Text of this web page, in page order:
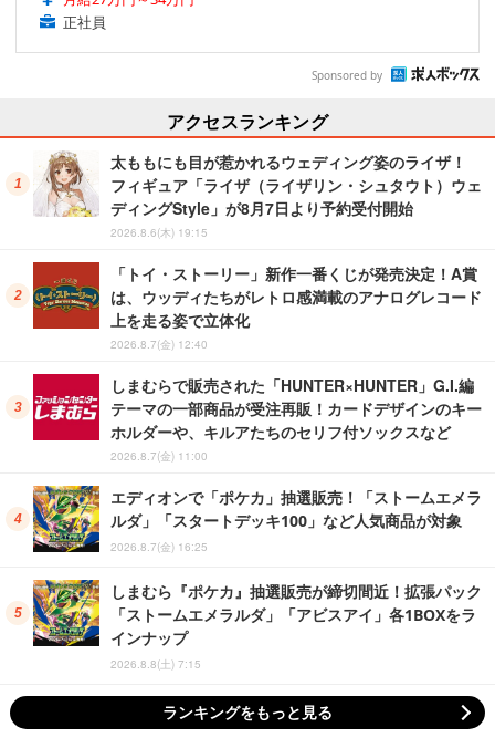
正社員
Sponsored by
アクセスランキング
太ももにも目が惹かれるウェディング姿のライザ！
フィギュア「ライザ（ライザリン・シュタウト）ウェ
ディングStyle」が8月7日より予約受付開始
2026.8.6(木) 19:15
「トイ・ストーリー」新作一番くじが発売決定！A賞
は、ウッディたちがレトロ感満載のアナログレコード
上を走る姿で立体化
2026.8.7(金) 12:40
しまむらで販売された「HUNTER×HUNTER」G.I.編
テーマの一部商品が受注再販！カードデザインのキー
ホルダーや、キルアたちのセリフ付ソックスなど
2026.8.7(金) 11:00
エディオンで「ポケカ」抽選販売！「ストームエメラ
ルダ」「スタートデッキ100」など人気商品が対象
2026.8.7(金) 16:25
しまむら『ポケカ』抽選販売が締切間近！拡張パック
「ストームエメラルダ」「アビスアイ」各1BOXをラ
インナップ
2026.8.8(土) 7:15
ランキングをもっと見る